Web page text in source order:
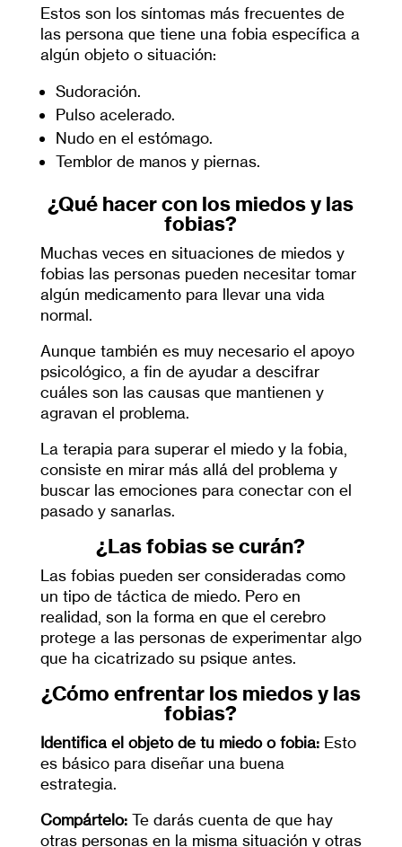
Estos son los síntomas más frecuentes de
las persona que tiene una fobia específica a
algún objeto o situación:
Sudoración.
Pulso acelerado.
Nudo en el estómago.
Temblor de manos y piernas.
¿Qué hacer con los miedos y las
fobias?
Muchas veces en situaciones de miedos y
fobias las personas pueden necesitar tomar
algún medicamento para llevar una vida
normal.
Aunque también es muy necesario el apoyo
psicológico, a fin de ayudar a descifrar
cuáles son las causas que mantienen y
agravan el problema.
La terapia para superar el miedo y la fobia,
consiste en mirar más allá del problema y
buscar las emociones para conectar con el
pasado y sanarlas.
¿Las fobias se curán?
Las fobias pueden ser consideradas como
un tipo de táctica de miedo. Pero en
realidad, son la forma en que el cerebro
protege a las personas de experimentar algo
que ha cicatrizado su psique antes.
¿Cómo enfrentar los miedos y las
fobias?
Identifica el objeto de tu miedo o fobia:Esto
es básico para diseñar una buena
estrategia.
Compártelo: Te darás cuenta de que hay
otras personas en la misma situación y otras